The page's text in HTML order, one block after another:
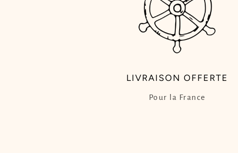
LIVRAISON OFFERTE
Pour la France